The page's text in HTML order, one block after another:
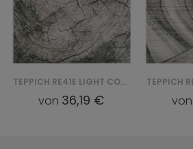
TEPPICH RE41E LIGHT COMO YAT - BEŻOWY
von 36,19 € von